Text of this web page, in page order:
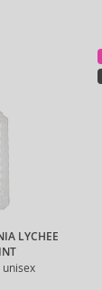
LYCHEE
unisex